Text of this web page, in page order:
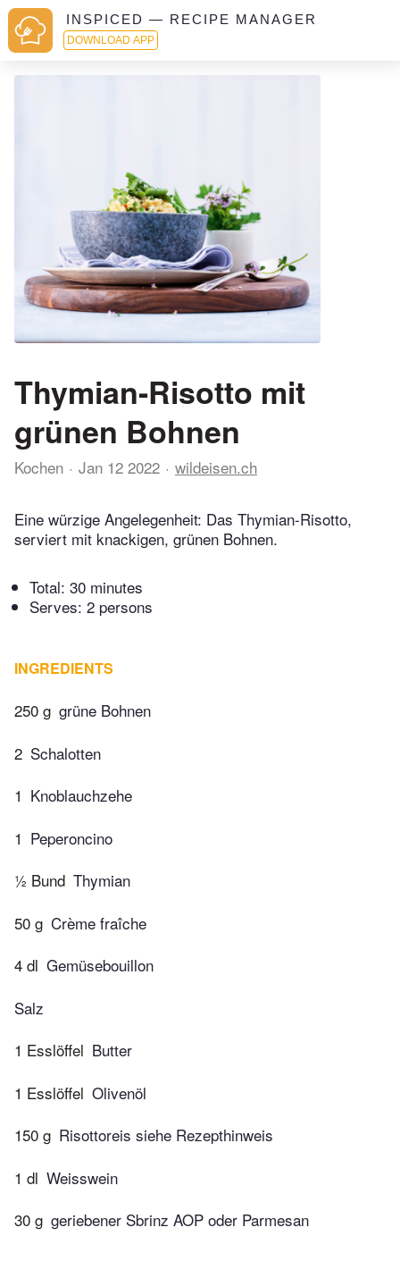
INSPICED — RECIPE MANAGER
DOWNLOAD APP
Thymian-Risotto mit
grünen Bohnen
Kochen Jan 12 2022 wildeisen.ch
Eine würzige Angelegenheit: Das Thymian-Risotto,
serviert mit knackigen, grünen Bohnen.
Total: 30 minutes
Serves: 2 persons
INGREDIENTS
250 g grüne Bohnen
2 Schalotten
1 Knoblauchzehe
1 Peperoncino
½ Bund Thymian
50 g Crème fraîche
4 dl Gemüsebouillon
Salz
1 Esslöffel Butter
1 Esslöffel Olivenöl
150 g Risottoreis siehe Rezepthinweis
1 dl Weisswein
30 g geriebener Sbrinz AOP oder Parmesan